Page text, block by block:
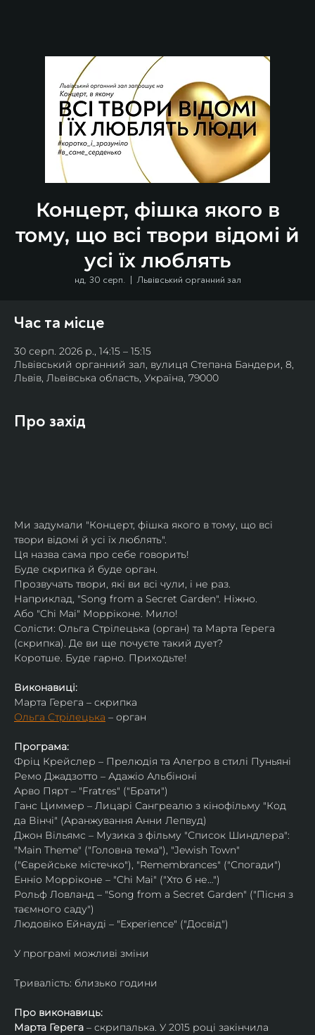
Концерт, фішка якого в
тому, що всі твори відомі й
усі їх люблять
нд, 30 серп.
  |
Львівський органний зал
Час та місце
30 серп. 2026 р., 14:15 – 15:15
Львівський органний зал, вулиця Степана Бандери, 8,
Львів, Львівська область, Україна, 79000
Про захід
Ми задумали "Концерт, фішка якого в тому, що всі
твори відомі й усі їх люблять".
Ця назва сама про себе говорить!
Буде скрипка й буде орган.
Прозвучать твори, які ви всі чули, і не раз.
Наприклад, "Song from a Secret Garden". Ніжно.
Або "Chi Mai" Морріконе. Мило!
Солісти: Ольга Стрілецька (орган) та Марта Герега
(скрипка). Де ви ще почуєте такий дует?
Коротше. Буде гарно. Приходьте!
Виконавиці:
Марта Герега – скрипка
Ольга Стрілецька – орган
Програма:
Фріц Крейслер – Прелюдія та Алегро в стилі Пуньяні
Ремо Джадзотто – Адажіо Альбіноні
Арво Пярт – "Fratres" ("Брати")
Ганс Циммер – Лицарі Сангреалю з кінофільму "Код
да Вінчі" (Аранжування Анни Лепвуд)
Джон Вільямс – Музика з фільму "Список Шиндлера":
"Main Theme" ("Головна тема"), "Jewish Town"
("Єврейське містечко"), "Remembrances" ("Спогади")
Енніо Морріконе – "Chi Mai" ("Хто б не…")
Рольф Ловланд – "Song from a Secret Garden" ("Пісня з
таємного саду")
Людовіко Ейнауді – "Experience" ("Досвід")
У програмі можливі зміни
Тривалість: близько години
Про виконавиць:
Марта Герега – скрипалька. У 2015 році закінчила